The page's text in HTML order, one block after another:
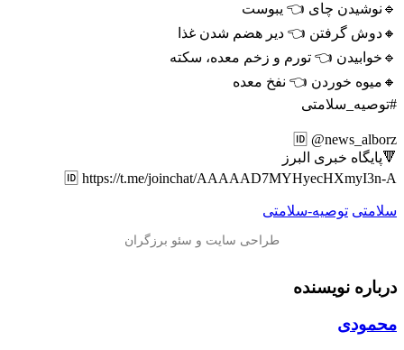
🔹نوشیدن چای 👈 یبوست
🔸دوش گرفتن 👈 دیر هضم شدن غذا
🔹خوابیدن 👈 تورم و زخم معده، سکته
🔸میوه خوردن 👈 نفخ معده
#توصیه_سلامتی
🆔 @news_alborz
🔻پایگاه خبری البرز
🆔 https://t.me/joinchat/AAAAAD7MYHyecHXmyI3n-A
سلامتی توصیه-سلامتی
درباره نویسنده
محمودی